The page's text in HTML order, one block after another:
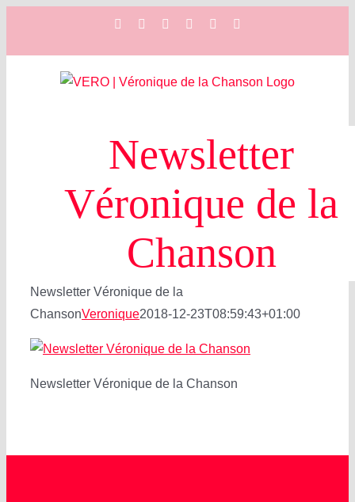
FacebookInstagramYouTube
SpotifySoundCloud
Newsletter
Véronique de la
Chanson
Newsletter Véronique de la
ChansonVeronique2018-12-23T08:59:43+01:00
Newsletter Véronique de la Chanson